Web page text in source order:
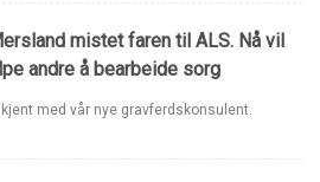
mistet faren til ALS. Nå vil
andre å bearbeide sorg
kjent med vår nye gravferdskonsulent.